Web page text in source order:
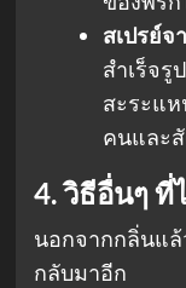
สเปรย์จ
สำเร็จรู
สะระแ
คนและสั
4. วิธีอื่นๆ ที่
นอกจากกลิ่นแล้
กลับมาอีก